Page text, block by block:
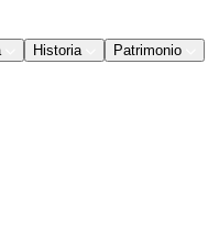
Historia
Patrimonio